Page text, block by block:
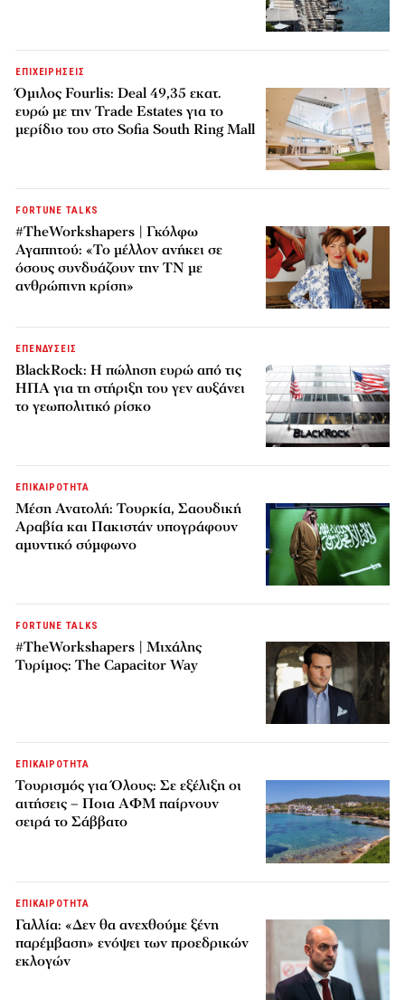
ΕΠΙΧΕΙΡΗΣΕΙΣ
Όμιλος Fourlis: Deal 49,35 εκατ.
ευρώ με την Trade Estates για το
μερίδιο του στο Sofia South Ring Mall
FORTUNE TALKS
#TheWorkshapers | Γκόλφω
Αγαπητού: «Το μέλλον ανήκει σε
όσους συνδυάζουν την ΤΝ με
ανθρώπινη κρίση»
ΕΠΕΝΔΥΣΕΙΣ
BlackRock: Η πώληση ευρώ από τις
ΗΠΑ για τη στήριξη του γεν αυξάνει
το γεωπολιτικό ρίσκο
ΕΠΙΚΑΙΡΟΤΗΤΑ
Μέση Ανατολή: Τουρκία, Σαουδική
Αραβία και Πακιστάν υπογράφουν
αμυντικό σύμφωνο
FORTUNE TALKS
#TheWorkshapers | Μιχάλης
Τυρίμος: The Capacitor Way
ΕΠΙΚΑΙΡΟΤΗΤΑ
Τουρισμός για Όλους: Σε εξέλιξη οι
αιτήσεις – Ποια ΑΦΜ παίρνουν
σειρά το Σάββατο
ΕΠΙΚΑΙΡΟΤΗΤΑ
Γαλλία: «Δεν θα ανεχθούμε ξένη
παρέμβαση» ενόψει των προεδρικών
εκλογών